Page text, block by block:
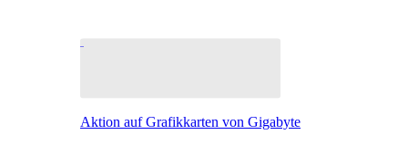
Aktion auf Grafikkarten von Gigabyte